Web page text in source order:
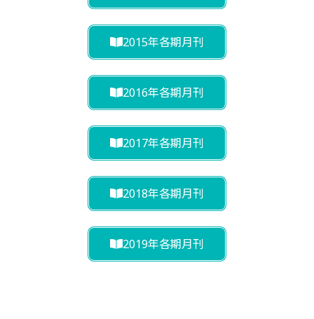
2015年各期月刊
2016年各期月刊
2017年各期月刊
2018年各期月刊
2019年各期月刊